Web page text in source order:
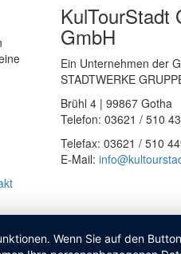
KulTourStadt
GmbH
Ein Unternehmen der
STADTWERKE
Brühl 4 | 99867 Gotha
Telefon: 03621 / 510
Telefax: 03621 / 510
E-Mail: info@
Wenn Sie auf den